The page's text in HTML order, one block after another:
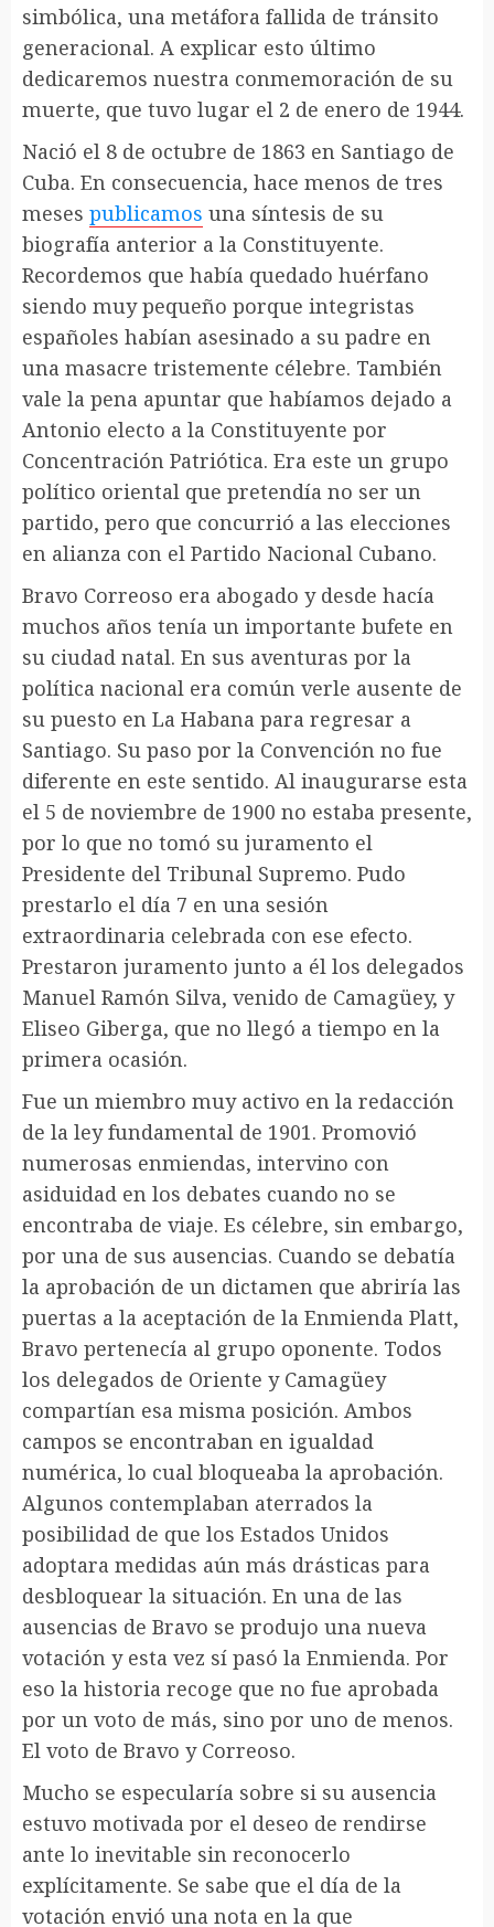
simbólica, una metáfora fallida de tránsito
generacional. A explicar esto último
dedicaremos nuestra conmemoración de su
muerte, que tuvo lugar el 2 de enero de 1944.
Nació el 8 de octubre de 1863 en Santiago de
Cuba. En consecuencia, hace menos de tres
meses publicamos una síntesis de su
biografía anterior a la Constituyente.
Recordemos que había quedado huérfano
siendo muy pequeño porque integristas
españoles habían asesinado a su padre en
una masacre tristemente célebre. También
vale la pena apuntar que habíamos dejado a
Antonio electo a la Constituyente por
Concentración Patriótica. Era este un grupo
político oriental que pretendía no ser un
partido, pero que concurrió a las elecciones
en alianza con el Partido Nacional Cubano.
Bravo Correoso era abogado y desde hacía
muchos años tenía un importante bufete en
su ciudad natal. En sus aventuras por la
política nacional era común verle ausente de
su puesto en La Habana para regresar a
Santiago. Su paso por la Convención no fue
diferente en este sentido. Al inaugurarse esta
el 5 de noviembre de 1900 no estaba presente,
por lo que no tomó su juramento el
Presidente del Tribunal Supremo. Pudo
prestarlo el día 7 en una sesión
extraordinaria celebrada con ese efecto.
Prestaron juramento junto a él los delegados
Manuel Ramón Silva, venido de Camagüey, y
Eliseo Giberga, que no llegó a tiempo en la
primera ocasión.
Fue un miembro muy activo en la redacción
de la ley fundamental de 1901. Promovió
numerosas enmiendas, intervino con
asiduidad en los debates cuando no se
encontraba de viaje. Es célebre, sin embargo,
por una de sus ausencias. Cuando se debatía
la aprobación de un dictamen que abriría las
puertas a la aceptación de la Enmienda Platt,
Bravo pertenecía al grupo oponente. Todos
los delegados de Oriente y Camagüey
compartían esa misma posición. Ambos
campos se encontraban en igualdad
numérica, lo cual bloqueaba la aprobación.
Algunos contemplaban aterrados la
posibilidad de que los Estados Unidos
adoptara medidas aún más drásticas para
desbloquear la situación. En una de las
ausencias de Bravo se produjo una nueva
votación y esta vez sí pasó la Enmienda. Por
eso la historia recoge que no fue aprobada
por un voto de más, sino por uno de menos.
El voto de Bravo y Correoso.
Mucho se especularía sobre si su ausencia
estuvo motivada por el deseo de rendirse
ante lo inevitable sin reconocerlo
explícitamente. Se sabe que el día de la
votación envió una nota en la que